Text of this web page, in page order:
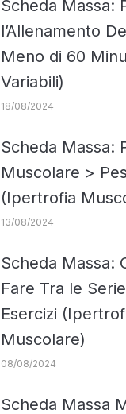
Scheda Massa:
l’Allenamento
Meno di 60
Variabili)
18/08/2024
Scheda Massa:
Muscolare >
(Ipertrofia
13/08/2024
Scheda Massa:
Fare Tra le
Esercizi
Muscolare)
08/08/2024
Scheda Massa